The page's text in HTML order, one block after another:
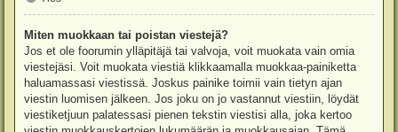
Miten muokkaan tai poistan viestejä?
Jos et ole foorumin ylläpitäjä tai valvoja, voit muokata vain omia
viestejäsi. Voit muokata viestiä klikkaamalla muokkaa-painiketta
haluamassasi viestissä. Joskus painike toimii vain tietyn ajan
viestin luomisen jälkeen. Jos joku on jo vastannut viestiin, löydät
viestiketjuun palatessasi pienen tekstin viestisi alla, joka kertoo